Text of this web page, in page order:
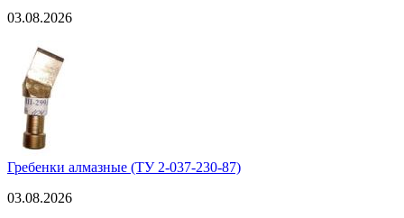
03.08.2026
Гребенки алмазные (ТУ 2-037-230-87)
03.08.2026